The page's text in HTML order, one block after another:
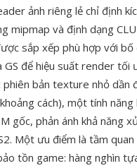
ảnh riêng lẻ chỉ định
mipmap và định dạng
sắp xếp phù hợp với bố
GS để hiệu suất render tối
phiên bản texture nhỏ dần
cách), một tính
gốc, phản ánh khả năng
Một ưu điểm là tầm
tồn game: hàng nghìn